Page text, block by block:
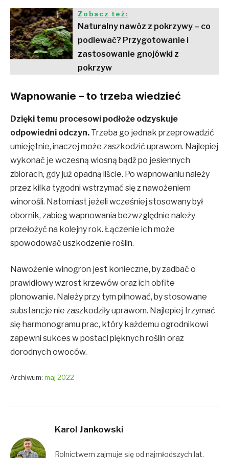
Zobacz też:
Naturalny nawóz z pokrzywy – co
podlewać? Przygotowanie i
zastosowanie gnojówki z
pokrzyw
Wapnowanie – to trzeba wiedzieć
Dzięki temu procesowi podłoże odzyskuje
odpowiedni odczyn. Trzeba go jednak przeprowadzić
umiejętnie, inaczej może zaszkodzić uprawom. Najlepiej
wykonać je wczesną wiosną bądź po jesiennych
zbiorach, gdy już opadną liście. Po wapnowaniu należy
przez kilka tygodni wstrzymać się z nawożeniem
winorośli. Natomiast jeżeli wcześniej stosowany był
obornik, zabieg wapnowania bezwzględnie należy
przełożyć na kolejny rok. Łączenie ich może
spowodować uszkodzenie roślin.
Nawożenie winogron jest konieczne, by zadbać o
prawidłowy wzrost krzewów oraz ich obfite
plonowanie. Należy przy tym pilnować, by stosowane
substancje nie zaszkodziły uprawom. Najlepiej trzymać
się harmonogramu prac, który każdemu ogrodnikowi
zapewni sukces w postaci pięknych roślin oraz
dorodnych owoców.
Archiwum: maj 2022
Karol Jankowski
Rolnictwem zajmuje się od najmłodszych lat.